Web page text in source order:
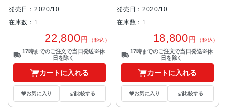
発売日：2020/10
在庫数：1
22,800円 （税込）
17時までのご注文で当日発送※休
日を除く
カートに入れる
お気に入り 比較する
発売日：2020/10
在庫数：1
18,800円 （税込）
17時までのご注文で当日発送※休
日を除く
カートに入れる
お気に入り 比較する